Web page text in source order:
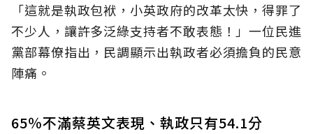
「這就是執政包袱，小英政府的改革太快，得罪了
不少人，讓許多泛綠支持者不敢表態！」一位民進
黨部幕僚指出，民調顯示出執政者必須擔負的民意
陣痛。
65％不滿蔡英文表現、執政只有54.1分